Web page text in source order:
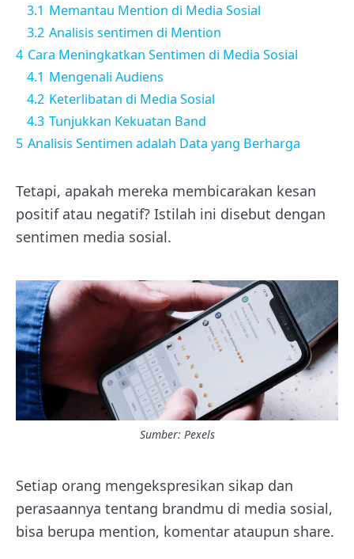
3.1 Memantau Mention di Media Sosial
3.2 Analisis sentimen di Mention
4 Cara Meningkatkan Sentimen di Media Sosial
4.1 Mengenali Audiens
4.2 Keterlibatan di Media Sosial
4.3 Tunjukkan Kekuatan Band
5 Analisis Sentimen adalah Data yang Berharga
Tetapi, apakah mereka membicarakan kesan
positif atau negatif? Istilah ini disebut dengan
sentimen media sosial.
Sumber: Pexels
Setiap orang mengekspresikan sikap dan
perasaannya tentang brandmu di media sosial,
bisa berupa mention, komentar ataupun share.